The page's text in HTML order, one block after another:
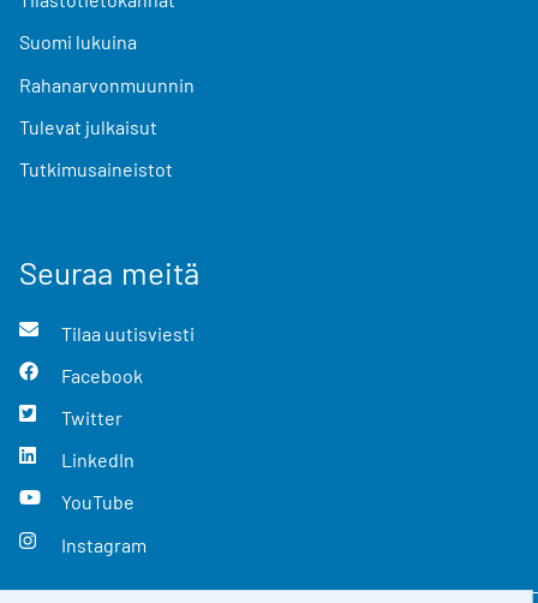
Suomi lukuina
Rahanarvonmuunnin
Tulevat julkaisut
Tutkimusaineistot
Seuraa meitä
Tilaa uutisviesti
Facebook
Twitter
LinkedIn
YouTube
Instagram